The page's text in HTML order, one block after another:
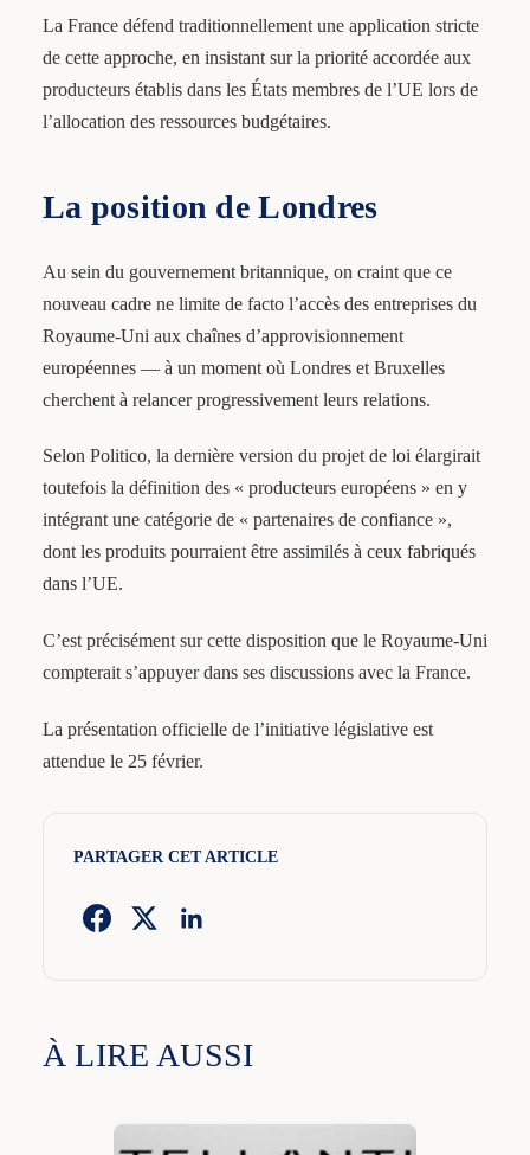
La France défend traditionnellement une application stricte
de cette approche, en insistant sur la priorité accordée aux
producteurs établis dans les États membres de l’UE lors de
l’allocation des ressources budgétaires.
La position de Londres
Au sein du gouvernement britannique, on craint que ce
nouveau cadre ne limite de facto l’accès des entreprises du
Royaume-Uni aux chaînes d’approvisionnement
européennes — à un moment où Londres et Bruxelles
cherchent à relancer progressivement leurs relations.
Selon Politico, la dernière version du projet de loi élargirait
toutefois la définition des « producteurs européens » en y
intégrant une catégorie de « partenaires de confiance »,
dont les produits pourraient être assimilés à ceux fabriqués
dans l’UE.
C’est précisément sur cette disposition que le Royaume-Uni
compterait s’appuyer dans ses discussions avec la France.
La présentation officielle de l’initiative législative est
attendue le 25 février.
PARTAGER CET ARTICLE
À LIRE AUSSI